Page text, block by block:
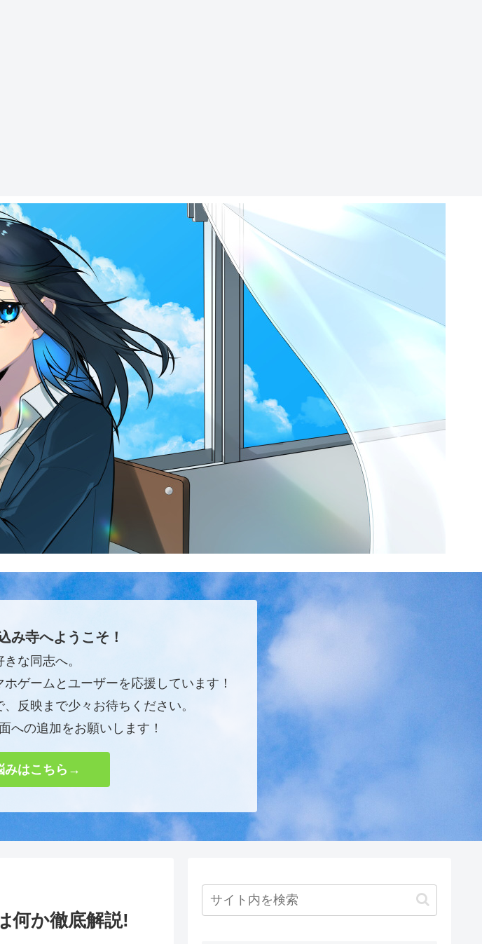
み寺へようこそ！
な同志へ。
ゲームとユーザーを応援しています！
反映まで少々お待ちください。
への追加をお願いします！
みはこちら→
何か徹底解説!